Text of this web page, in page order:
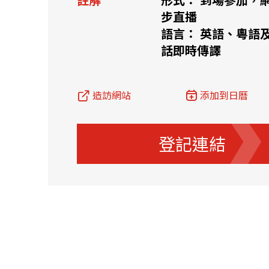
常見問題 商業
關聯網站
FintechHK
步直播
語言： 英語、粵語
話即時傳譯
造訪網站 添加到日曆
登記連結